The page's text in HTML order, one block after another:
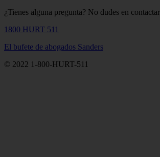
¿Tienes alguna pregunta? No dudes en
1800 HURT 511
El bufete de abogados Sanders
© 2022 1-800-HURT-511